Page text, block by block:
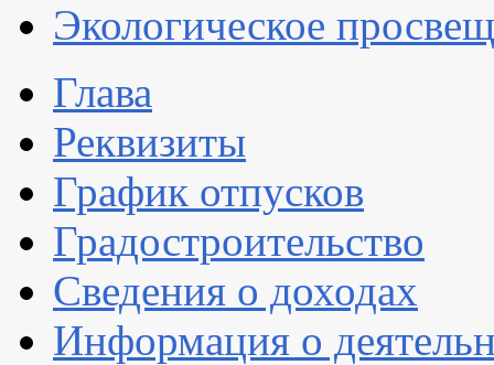
Экологическое
Глава
Реквизиты
График отпусков
Градостроительство
Сведения о доходах
Информация о